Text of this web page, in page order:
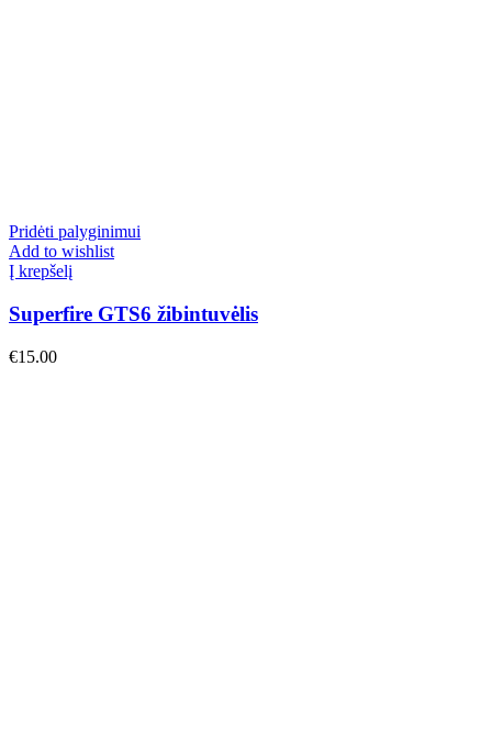
Pridėti palyginimui
Add to wishlist
Į krepšelį
Superfire GTS6 žibintuvėlis
€15.00